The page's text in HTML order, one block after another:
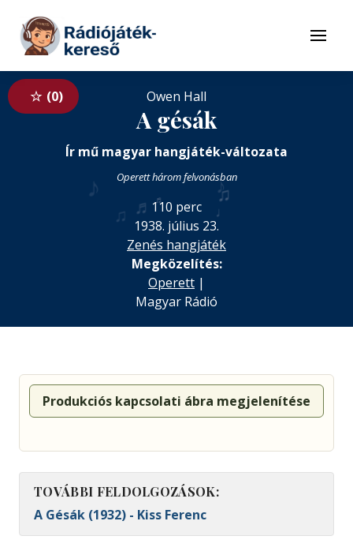
Tovább a tartalomhoz
Menü
0
♪
♫ ♬
♪
♩
♫
♪
♬
Owen Hall
A gésák
Ír mű magyar hangjáték-változata
Operett három felvonásban
110 perc
1938. július 23.
Zenés hangjáték
Megközelítés:
Operett |
Magyar Rádió
Produkciós kapcsolati ábra megjelenítése
TOVÁBBI FELDOLGOZÁSOK:
A Gésák (1932) - Kiss Ferenc